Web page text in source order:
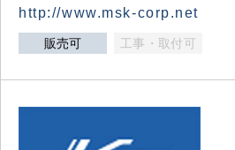
http://www.msk-corp.net
販売可 工事・取付可